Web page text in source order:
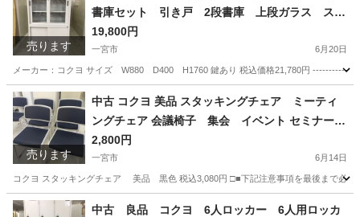
売ります
書庫セット 引き戸 2段書庫 上段ガラス スチ
ールキャビネット 書類棚 鍵付 愛知県 一宮市
名古屋 稲沢 江南 岩倉 岐阜 羽島 各務ヶ原 三重 愛
知 グッドプライス一宮
19,800円
一宮市 6月20日
メーカー：コクヨ サイズ W880 D400 H1760 鍵あり 税込価格21,780円
愛知 一宮市 オフィス用家具
売ります
中古 コクヨ 美品 スタッキングチェア ミーティ
ングチェア 会議椅子 集会 イベント セミナー
愛知県 一宮市 名古屋 稲沢 江南 岩倉 岐阜 羽島 各
務ヶ原 三重 愛知 グッドプライス一宮
2,800円
一宮市 6月14日
コクヨ スタッキングチェア 美品 黒色 税込3,080円 □■下記注意事項を最後まで必ず
愛知 一宮市 オフィス用家具 スタッキングチェア
中古 良品 コクヨ 6人ロッカー 6人用ロッカ